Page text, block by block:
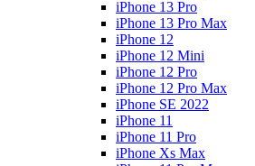
iPhone 13 Pro
iPhone 13 Pro Max
iPhone 12
iPhone 12 Mini
iPhone 12 Pro
iPhone 12 Pro Max
iPhone SE 2022
iPhone 11
iPhone 11 Pro
iPhone Xs Max